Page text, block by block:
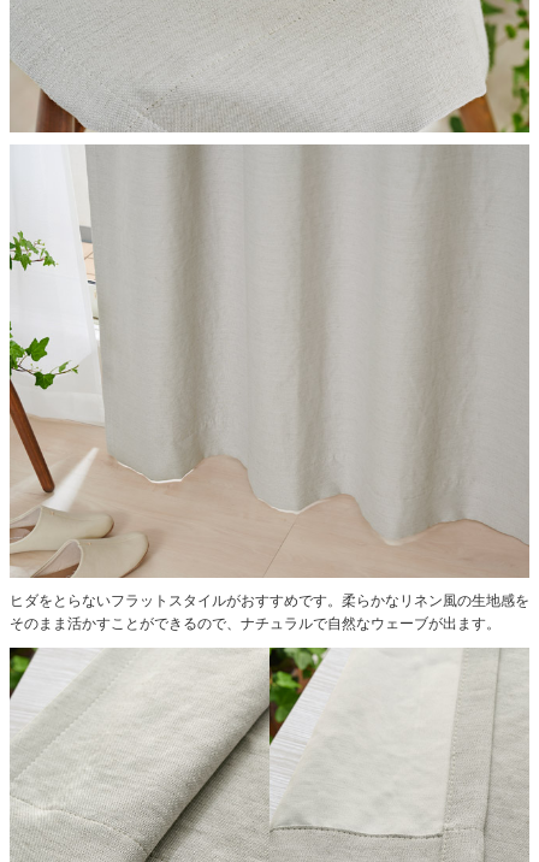
ヒダをとらないフラットスタイルがおすすめです。柔らかなリネン風の生地感を
そのまま活かすことができるので、ナチュラルで自然なウェーブが出ます。